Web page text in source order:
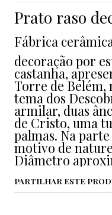
Prato raso
Fábrica
decoração por
castanha,
Torre de Belém,
tema dos
armilar, duas
de Cristo, uma
palmas. Na
motivo de
Diâmetro
PARTILHAR ESTE